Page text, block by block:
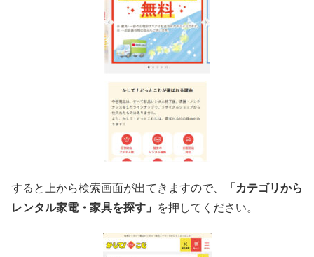
すると上から検索画面が出てきますので、
「カテゴリから
レンタル家電・家具を探す」
を押してください。